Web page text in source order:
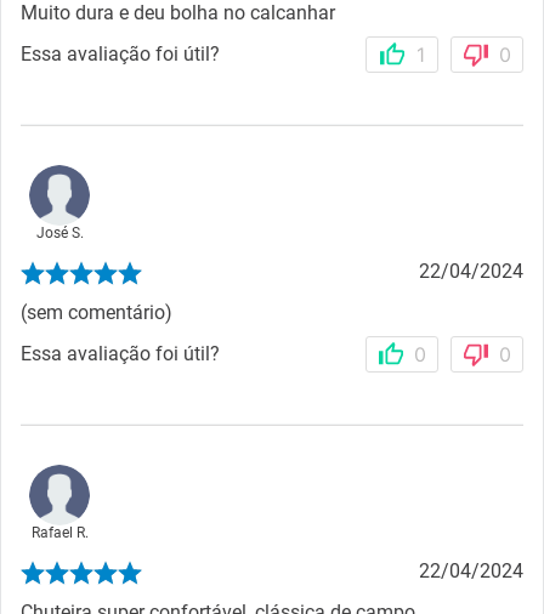
Muito dura e deu bolha no calcanhar
Essa avaliação foi útil?
1 0
José S.
22/04/2024
(sem comentário)
Essa avaliação foi útil?
0 0
Rafael R.
22/04/2024